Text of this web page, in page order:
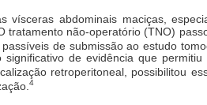
vísceras abdominais maciças,
tratamento não-operatório (TNO)
de submissão ao estudo
de evidência que
retroperitoneal, possibilitou
4